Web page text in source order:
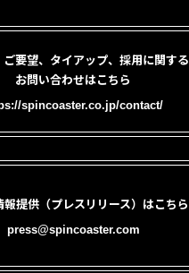
ご要望、タイアップ、採用に関する
お問い合わせはこちら
spincoaster.co.jp/contact/
報提供（プレスリリース）はこちら
press@spincoaster.com